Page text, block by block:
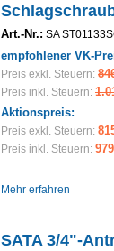
Art.-Nr.: SA
empfohlener VK-
Preis exkl. Steuern:
Preis inkl. Steuern:
Aktionspreis:
Preis exkl. Steuern:
Preis inkl. Steuern:
Mehr erfahren
SATA 3/4"-